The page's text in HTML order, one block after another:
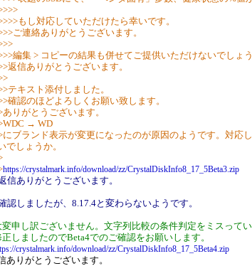
もし対応していただけたら幸いです。
ご連絡ありがとうございます。
編集 > コピーの結果も併せてご提供いただけないでしょう
返信ありがとうございます。
テキスト添付しました。
確認のほどよろしくお願い致します。
ありがとうございます。
→ WD
にブランド表示が変更になったのが原因のようです。対応
でしょうか。
https://crystalmark.info/download/zz/CrystalDiskInfo8_17_5Beta3.zip
信ありがとうございます。
認しましたが、8.17.4と変わらないようです。
変申し訳ございません。文字列比較の条件判定をミスってい
正しましたのでBeta4でのご確認をお願いします。
crystalmark.info/download/zz/CrystalDiskInfo8_17_5Beta4.zip
ありがとうございます。